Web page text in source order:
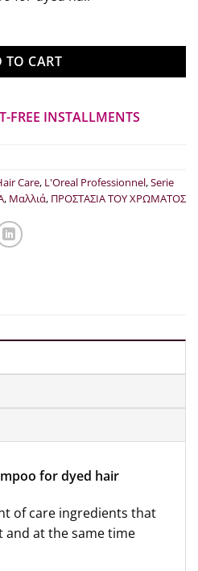
TO CART
FREE INSTALLMENTS
Care, L'Oreal Professionnel,Serie
, Μαλλιά, ΠΡΟΣΤΑΣΙΑ ΤΟΥ ΧΡΩΜΑΤΟΣ
for dyed hair
of care ingredients that
and at the same time